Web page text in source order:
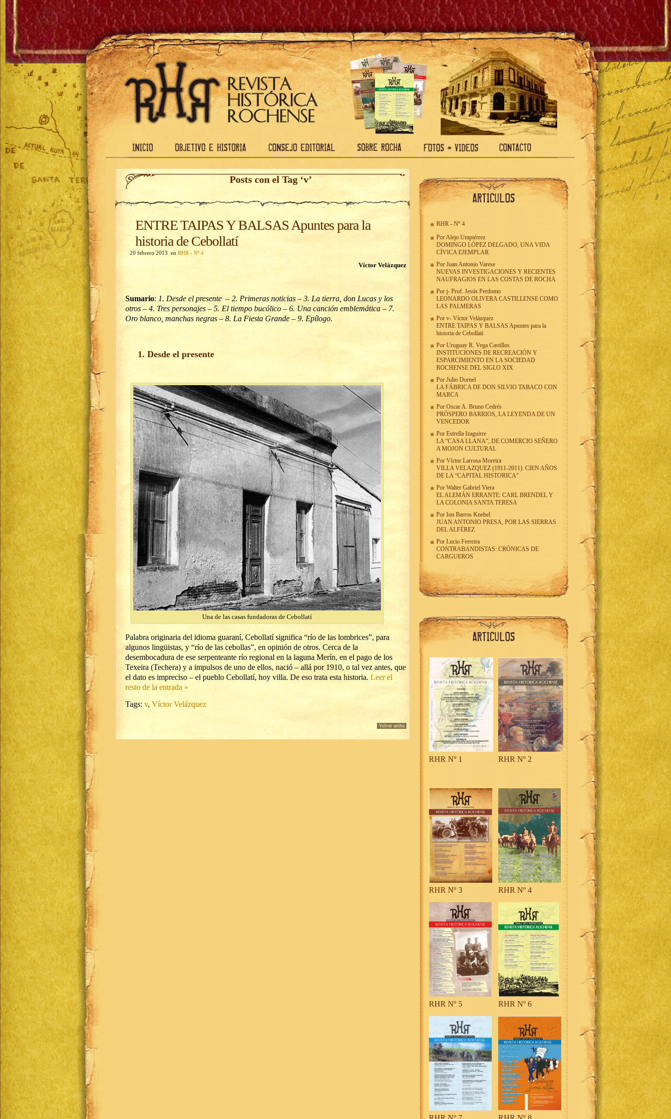
Posts con el Tag ‘v’
ENTRE TAIPAS Y BALSAS Apuntes para la
historia de Cebollatí
20 febrero 2013 en RHR - Nº 4
Víctor Velázquez
Sumario: 1. Desde el presente – 2. Primeras noticias – 3. La tierra, don Lucas y los
otros – 4. Tres personajes – 5. El tiempo bucólico – 6. Una canción emblemática – 7.
Oro blanco, manchas negras – 8. La Fiesta Grande – 9. Epílogo.
1. Desde el presente
Una de las casas fundadoras de Cebollatí
Palabra originaria del idioma guaraní, Cebollatí significa “río de las lombrices”, para
algunos lingüistas, y “río de las cebollas”, en opinión de otros. Cerca de la
desembocadura de ese serpenteante río regional en la laguna Merín, en el pago de los
Texeira (Techera) y a impulsos de uno de ellos, nació – allá por 1910, o tal vez antes, que
el dato es impreciso – el pueblo Cebollatí, hoy villa. De eso trata esta historia. Leer el
resto de la entrada »
Tags: v, Víctor Velázquez
Volver arriba
RHR - Nº 4
PorAlejo Umpiérrez
DOMINGO LÓPEZ DELGADO, UNA VIDA
CÍVICA EJEMPLAR
Por Juan Antonio Varese
NUEVAS INVESTIGACIONES Y RECIENTES
NAUFRAGIOS EN LAS COSTAS DE ROCHA
Por j- Prof. Jesús Perdomo
LEONARDO OLIVERA CASTILLENSE COMO
LAS PALMERAS
Por v- Víctor Velázquez
ENTRE TAIPAS Y BALSAS Apuntes para la
historia de Cebollatí
Por Uruguay R. Vega Castillos
INSTITUCIONES DE RECREACIÓN Y
ESPARCIMIENTO EN LA SOCIEDAD
ROCHENSE DEL SIGLO XIX
Por Julio Dornel
LA FÁBRICA DE DON SILVIO TABACO CON
MARCA
Por Oscar A. Bruno Cedrés
PRÓSPERO BARRIOS, LA LEYENDA DE UN
VENCEDOR
Por Estrella Izaguirre
LA “CASA LLANA”, DE COMERCIO SEÑERO
A MOJON CULTURAL
Por Víctor Larrosa Moreira
VILLA VELAZQUEZ (1911-2011): CIEN AÑOS
DE LA “CAPITAL HISTORICA”
Por Walter Gabriel Viera
EL ALEMÁN ERRANTE: CARL BRENDEL Y
LA COLONIA SANTA TERESA
Por Ion Barros Knebel
JUAN ANTONIO PRESA, POR LAS SIERRAS
DEL ALFÉREZ
Por Lucio Ferreira
CONTRABANDISTAS: CRÓNICAS DE
CARGUEROS
RHR Nº 1 RHR Nº 2
RHR Nº 3 RHR Nº 4
RHR Nº 5 RHR Nº 6